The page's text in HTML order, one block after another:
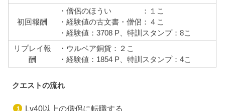
初回報酬
・僧侶のほうい ：１こ
・経験値の古文書・僧侶：４こ
・経験値：3708 P、 特訓スタンプ：8こ
リプレイ報
酬
・ウルベア銅貨：２こ
・経験値：1854 P、特訓スタンプ：4こ
クエストの流れ
Lv40以上の僧侶に転職する